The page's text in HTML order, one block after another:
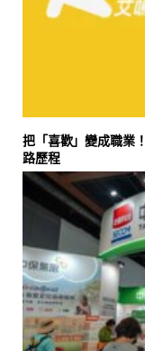
把「喜歡」變成職業
路歷程